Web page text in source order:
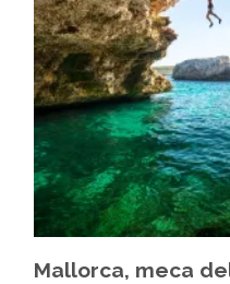
Mallorca, meca